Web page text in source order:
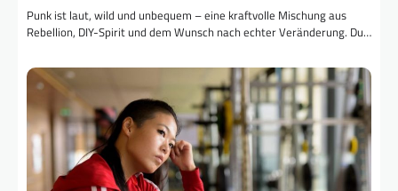
Punk ist laut, wild und unbequem – eine kraftvolle Mischung aus
Rebellion, DIY-Spirit und dem Wunsch nach echter Veränderung. Du…